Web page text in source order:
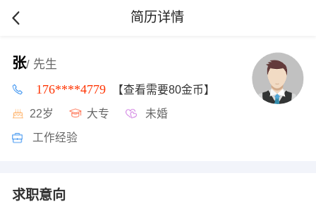
简历详情
张/ 先生
176****4779 【查看需要80金币】
22岁 大专 未婚
工作经验
求职意向